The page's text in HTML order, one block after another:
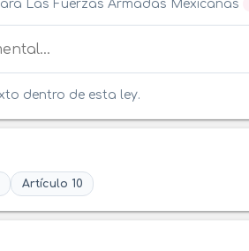
Las Fuerzas Armadas Mexicanas
dentro de esta ley.
Artículo 10